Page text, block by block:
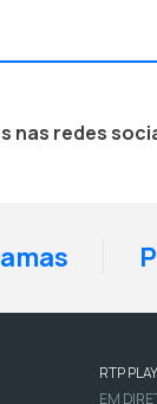
nas redes
RTP PLAY
EM